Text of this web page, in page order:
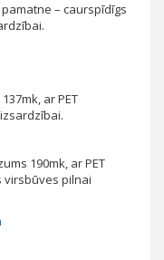
– caurspīdīgs
ar PET
190mk, ar PET
virsbūves pilnai